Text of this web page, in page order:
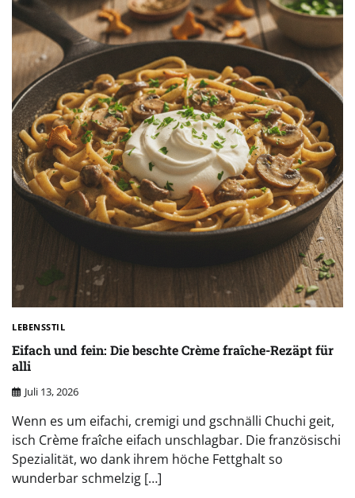
LEBENSSTIL
Eifach und fein: Die beschte Crème fraîche-Rezäpt für
alli
Juli 13, 2026
Wenn es um eifachi, cremigi und gschnälli Chuchi geit,
isch Crème fraîche eifach unschlagbar. Die französischi
Spezialität, wo dank ihrem höche Fettghalt so
wunderbar schmelzig […]